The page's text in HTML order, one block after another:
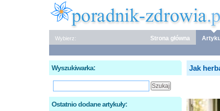
Wybierz: Strona główna
Jak
Wyszukiwarka:
Ostatnio dodane artykuły: